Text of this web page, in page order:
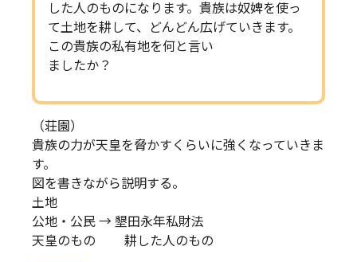
した人のものになります。貴族は奴婢を使っ
て土地を耕して、どんどん広げていきます。
この貴族の私有地を何と言い
ましたか？
（荘園）
貴族の力が天皇を脅かすくらいに強くなっていきま
す。
図を書きながら説明する。
土地
公地・公民 → 墾田永年私財法
天皇のもの 耕した人のもの